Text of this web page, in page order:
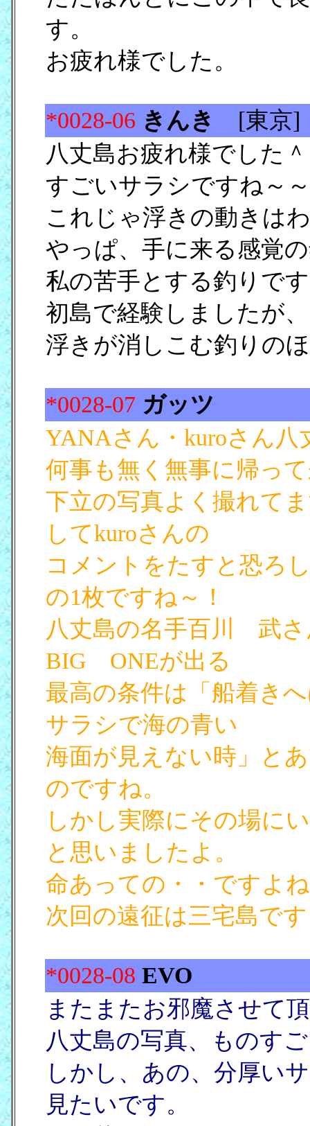
す。
お疲れ様でした。
*0028-06 きんき
[東
八丈島お疲れ様でした
すごいサラシですね～～
これじゃ浮きの動きは
やっぱ、手に来る感覚
私の苦手とする釣りで
初島で経験しましたが
浮きが消しこむ釣りの
*0028-07 ガッツ
YANAさん・kuroさん八
何事も無く無事に帰っ
下立の写真よく撮れて
してkuroさんの
コメントをたすと恐ろ
の1枚ですね～！
八丈島の名手百川 武
BIG ONEが出る
最高の条件は「船着き
サラシで海の青い
海面が見えない時」と
のですね。
しかし実際にその場に
と思いましたよ。
命あっての・・ですよ
次回の遠征は三宅島で
*0028-08 EVO
またまたお邪魔させて
八丈島の写真、ものす
しかし、あの、分厚い
見たいです。